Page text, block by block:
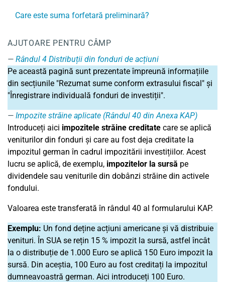
Care este suma forfetară preliminară?
AJUTOARE PENTRU CÂMP
Rândul 4 Distribuții din fonduri de acțiuni
Pe această pagină sunt prezentate împreună informațiile
din secțiunile "Rezumat sume conform extrasului fiscal" și
"Înregistrare individuală fonduri de investiții".
Impozite străine aplicate (Rândul 40 din Anexa KAP)
Introduceți aici impozitele străine creditate care se aplică
veniturilor din fonduri și care au fost deja creditate la
impozitul german în cadrul impozitării investițiilor. Acest
lucru se aplică, de exemplu, impozitelor la sursă pe
dividendele sau veniturile din dobânzi străine din activele
fondului.
Valoarea este transferată în rândul 40 al formularului KAP.
Exemplu: Un fond deține acțiuni americane și vă distribuie
venituri. În SUA se rețin 15 % impozit la sursă, astfel încât
la o distribuție de 1.000 Euro se aplică 150 Euro impozit la
sursă. Din aceștia, 100 Euro au fost creditați la impozitul
dumneavoastră german. Aici introduceți 100 Euro.